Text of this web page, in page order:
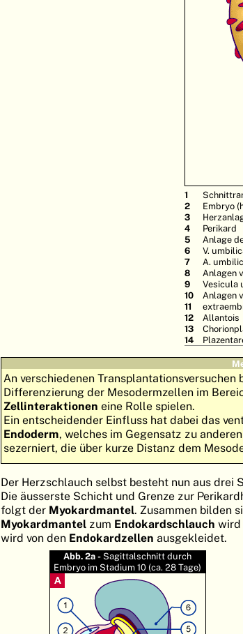
Embryo
Perikard
Anlage
V.
A.
Anlagen
Vesicula
Anlagen
Allantois
An verschiedenen
Differenzierung der Mesodermzellen im
Zellinteraktionen eine Rolle spielen.
Ein entscheidender Einfluss hat dabei das
Endoderm, welches im Gegensatz zu
sezerniert, die über kurze Distanz dem
Der Herzschlauch selbst besteht nun aus drei
Die äusserste Schicht und Grenze zur
folgt der Myokardmantel. Zusammen bilden
Myokardmantel zum Endokardschlauch wird
wird von den Endokardzellen ausgekleidet.
Abb. 2a - Sagittalschnitt durch
Embryo im Stadium 10 (ca. 28 Tage)